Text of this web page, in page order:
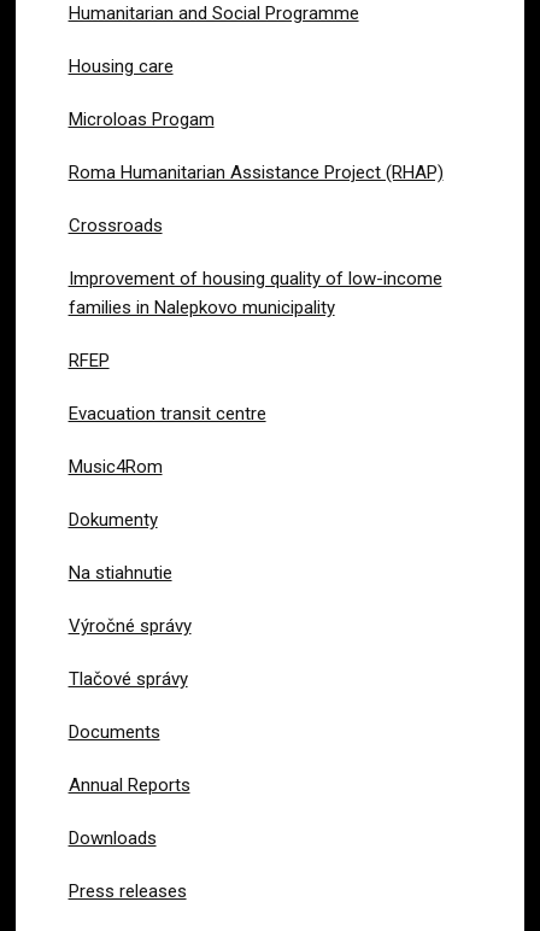
Humanitarian and Social Programme
Housing care
Microloas Progam
Roma Humanitarian Assistance Project (RHAP)
Crossroads
Improvement of housing quality of low-income
families in Nalepkovo municipality
RFEP
Evacuation transit centre
Music4Rom
Dokumenty
Na stiahnutie
Výročné správy
Tlačové správy
Documents
Annual Reports
Downloads
Press releases